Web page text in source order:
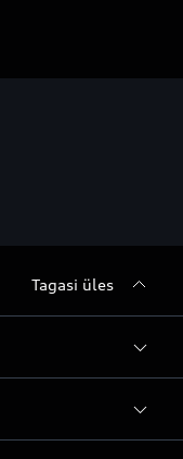
Tagasi üles